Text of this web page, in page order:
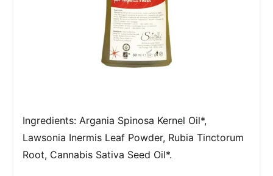
Ingredients: Argania Spinosa Kernel Oil*,
Lawsonia Inermis Leaf Powder, Rubia Tinctorum
Root, Cannabis Sativa Seed Oil*.